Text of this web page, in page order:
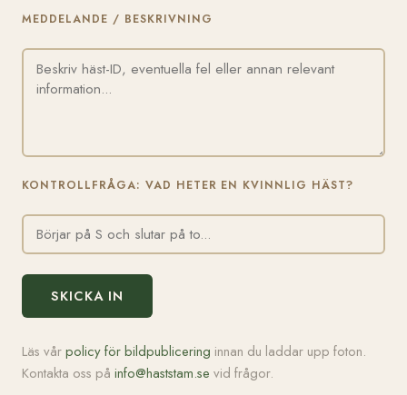
MEDDELANDE / BESKRIVNING
KONTROLLFRÅGA: VAD HETER EN KVINNLIG HÄST?
SKICKA IN
Läs vårpolicy för bildpublicering innan du laddar upp foton.
Kontakta oss på info@haststam.se vid frågor.